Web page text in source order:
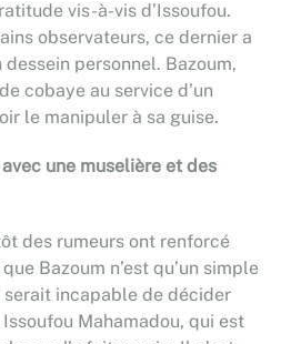
vis-à-vis d’Issoufou.
observateurs, ce dernier a
personnel. Bazoum,
cobaye au service d’un
le manipuler à sa guise.
une muselière et des
des rumeurs ont renforcé
Bazoum n’est qu’un simple
incapable de décider
Mahamadou, qui est